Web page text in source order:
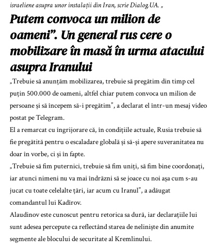
israeliene asupra unor instalații din Iran, scrie Dialog.UA. „
Putem convoca un milion de
oameni”. Un general rus cere o
mobilizare în masă în urma atacului
asupra Iranului
„Trebuie să anunțăm mobilizarea, trebuie să pregătim din timp cel
puțin 500.000 de oameni, altfel chiar putem convoca un milion de
persoane și să începem să-i pregătim”, a declarat el într-un mesaj video
postat pe Telegram.
El a remarcat cu îngrijorare că, în condițiile actuale, Rusia trebuie să
fie pregătită pentru o escaladare globală și să-și apere suveranitatea nu
doar în vorbe, ci și în fapte.
„Trebuie să fim puternici, trebuie să fim uniți, să fim bine coordonați,
iar atunci nimeni nu va mai îndrăzni să se joace cu noi așa cum s-au
jucat cu toate celelalte țări, iar acum cu Iranul”, a adăugat
comandantul lui Kadîrov.
Alaudinov este cunoscut pentru retorica sa dură, iar declarațiile lui
sunt adesea percepute ca reflectând starea de neliniște din anumite
segmente ale blocului de securitate al Kremlinului.